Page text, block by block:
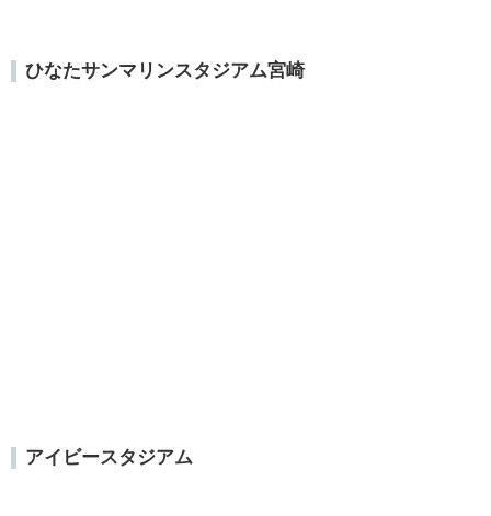
ひなたサンマリンスタジアム宮崎
アイビースタジアム